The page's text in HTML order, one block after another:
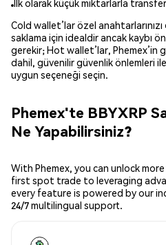
İlk olarak küçük miktarlarla
Cold wallet’lar özel
saklama için idealdir ancak kaybı
gerekir; Hot wallet’lar, Phemex’in
dahil, güvenilir güvenlik önlemleri
uygun seçeneği seçin.
Phemex'te BBYXRP
Ne Yapabilirsiniz?
With Phemex, you can unlock
first spot trade to leveraging
every feature is powered by our
24/7 multilingual support.